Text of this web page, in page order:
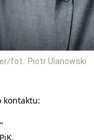
fot.: Piotr Ulanowski
kontaktu: